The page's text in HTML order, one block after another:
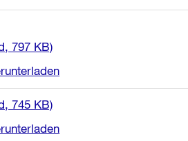
797 KB)
745 KB)